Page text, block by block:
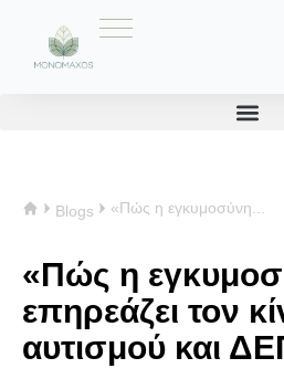
Blogs «Πώς η εγκυμοσύνη...
«Πώς η
επηρεάζει τον
αυτισμού και